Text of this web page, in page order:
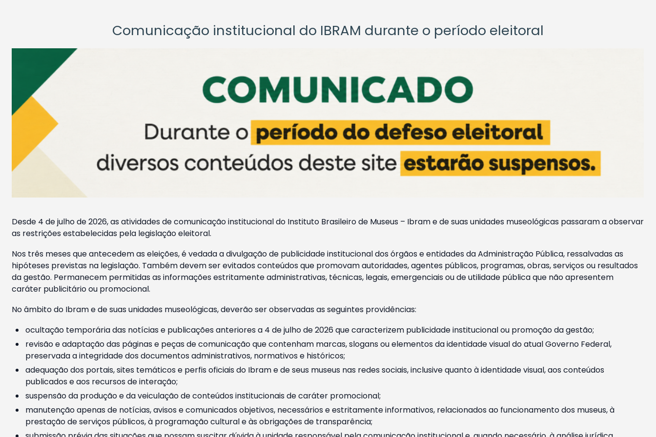
Comunicação institucional do IBRAM durante o período eleitoral
Desde 4 de julho de 2026, as atividades de comunicação institucional do Instituto Brasileiro de Museus – Ibram e de suas unidades museológicas passaram a observar
as restrições estabelecidas pela legislação eleitoral.
Nos três meses que antecedem as eleições, é vedada a divulgação de publicidade institucional dos órgãos e entidades da Administração Pública, ressalvadas as
hipóteses previstas na legislação. Também devem ser evitados conteúdos que promovam autoridades, agentes públicos, programas, obras, serviços ou resultados
da gestão. Permanecem permitidas as informações estritamente administrativas, técnicas, legais, emergenciais ou de utilidade pública que não apresentem
caráter publicitário ou promocional.
No âmbito do Ibram e de suas unidades museológicas, deverão ser observadas as seguintes providências:
ocultação temporária das notícias e publicações anteriores a 4 de julho de 2026 que caracterizem publicidade institucional ou promoção da gestão;
revisão e adaptação das páginas e peças de comunicação que contenham marcas, slogans ou elementos da identidade visual do atual Governo Federal,
preservada a integridade dos documentos administrativos, normativos e históricos;
adequação dos portais, sites temáticos e perfis oficiais do Ibram e de seus museus nas redes sociais, inclusive quanto à identidade visual, aos conteúdos
publicados e aos recursos de interação;
suspensão da produção e da veiculação de conteúdos institucionais de caráter promocional;
manutenção apenas de notícias, avisos e comunicados objetivos, necessários e estritamente informativos, relacionados ao funcionamento dos museus, à
prestação de serviços públicos, à programação cultural e às obrigações de transparência;